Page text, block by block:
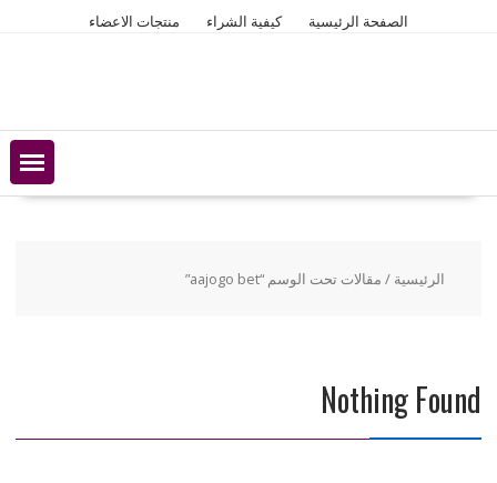
الصفحة الرئيسية كيفية الشراء منتجات الاعضاء
الرئيسية / مقالات تحت الوسم “aajogo bet”
Nothing Found